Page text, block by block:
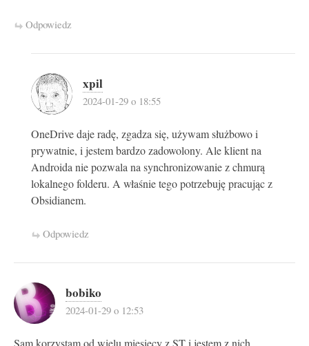
Odpowiedz
xpil
2024-01-29 o 18:55
OneDrive daje radę, zgadza się, używam służbowo i
prywatnie, i jestem bardzo zadowolony. Ale klient na
Androida nie pozwala na synchronizowanie z chmurą
lokalnego folderu. A właśnie tego potrzebuję pracując z
Obsidianem.
Odpowiedz
bobiko
2024-01-29 o 12:53